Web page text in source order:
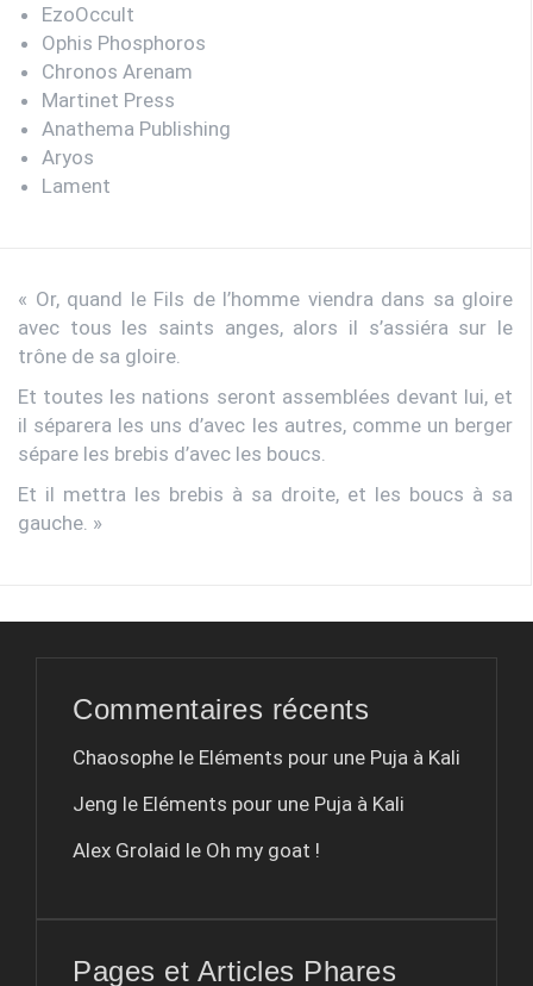
EzoOccult
Ophis Phosphoros
Chronos Arenam
Martinet Press
Anathema Publishing
Aryos
Lament
« Or, quand le Fils de l’homme viendra dans sa gloire
avec tous les saints anges, alors il s’assiéra sur le
trône de sa gloire.
Et toutes les nations seront assemblées devant lui, et
il séparera les uns d’avec les autres, comme un berger
sépare les brebis d’avec les boucs.
Et il mettra les brebis à sa droite, et les boucs à sa
gauche. »
Commentaires récents
Chaosophe le Eléments pour une Puja à Kali
Jeng le Eléments pour une Puja à Kali
Alex Grolaid le Oh my goat !
Pages et Articles Phares